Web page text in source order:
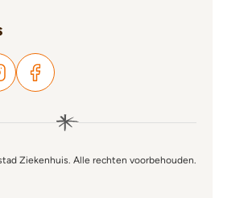
Ziekenhuis. Alle rechten voorbehouden.